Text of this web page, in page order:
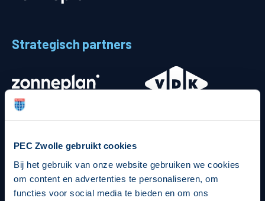
PEC Zwolle gebruikt cookies
Bij het gebruik van onze website gebruiken we cookies
om content en advertenties te personaliseren, om
functies voor social media te bieden en om ons
MVO & Regio
Strategisch partners